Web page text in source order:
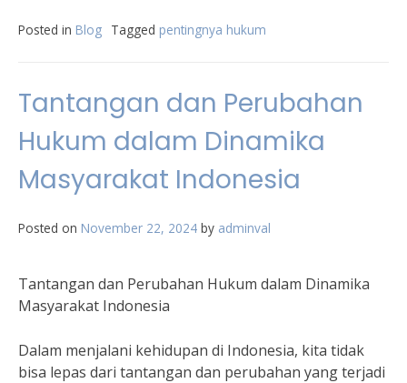
Posted in Blog Tagged pentingnya hukum
Tantangan dan Perubahan
Hukum dalam Dinamika
Masyarakat Indonesia
Posted on November 22, 2024 by adminval
Tantangan dan Perubahan Hukum dalam Dinamika
Masyarakat Indonesia
Dalam menjalani kehidupan di Indonesia, kita tidak
bisa lepas dari tantangan dan perubahan yang terjadi